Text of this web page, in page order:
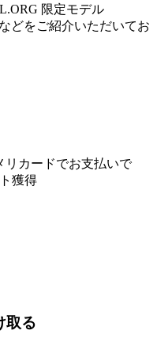
限定モデル
どをご紹介いただいてお
リカードでお支払いで
獲得
取る